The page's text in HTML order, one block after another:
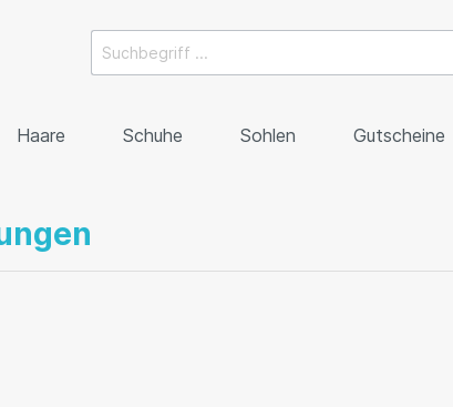
Haare Schuhe Sohlen Gutscheine